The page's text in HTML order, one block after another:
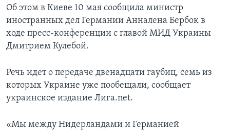
Об этом в Киеве 10 мая сообщила министр
иностранных дел Германии Анналена Бербок в
ходе пресс-конференции с главой МИД Украины
Дмитрием Кулебой.
Речь идет о передаче двенадцати гаубиц, семь из
которых Украине уже пообещали, сообщает
украинское издание Лига.net.
«Мы между Нидерландами и Германией